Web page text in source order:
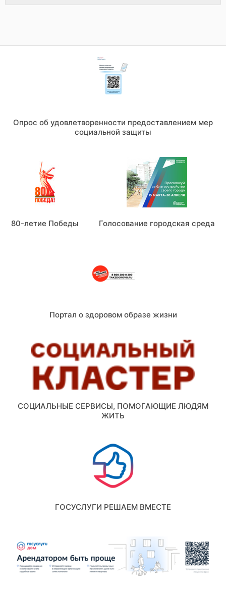
Опрос об удовлетворенности предоставлением мер
социальной защиты
80-летие Победы Голосование городская среда
Портал о здоровом образе жизни
СОЦИАЛЬНЫЕ СЕРВИСЫ, ПОМОГАЮЩИЕ ЛЮДЯМ
ЖИТЬ
ГОСУСЛУГИ РЕШАЕМ ВМЕСТЕ